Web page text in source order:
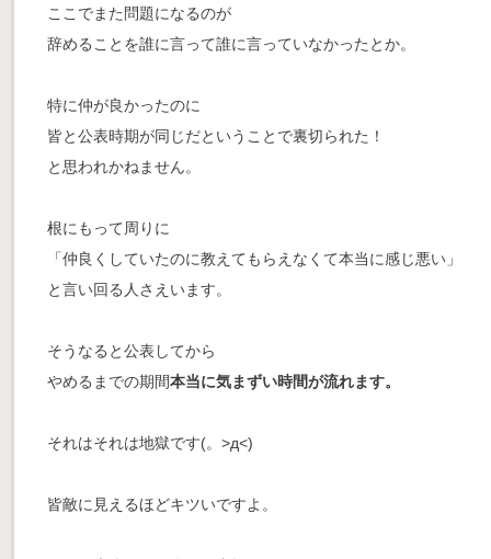
ここでまた問題になるのが
辞めることを誰に言って誰に言っていなかったとか。
特に仲が良かったのに
皆と公表時期が同じだということで裏切られた！
と思われかねません。
根にもって周りに
「仲良くしていたのに教えてもらえなくて本当に感じ悪い」
と言い回る人さえいます。
そうなると公表してから
やめるまでの期間本当に気まずい時間が流れます。
それはそれは地獄です(。>д<)
皆敵に見えるほどキツいですよ。